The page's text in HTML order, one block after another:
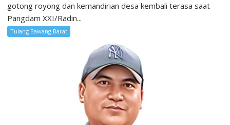
gotong royong dan kemandirian desa kembali terasa saat
Pangdam XXI/Radin...
Tulang Bawang Barat